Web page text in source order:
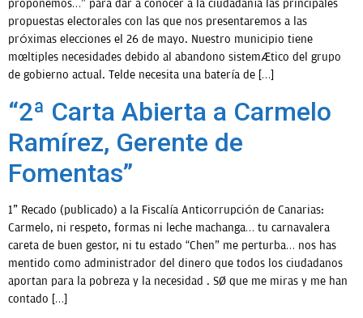
proponemos…” para dar a conocer a la ciudadanía las principales
propuestas electorales con las que nos presentaremos a las
próximas elecciones el 26 de mayo. Nuestro municipio tiene
múltiples necesidades debido al abandono sistemático del grupo
de gobierno actual. Telde necesita una batería de […]
“2ª Carta Abierta a Carmelo
Ramírez, Gerente de
Fomentas”
1º Recado (publicado) a la Fiscalía Anticorrupción de Canarias:
Carmelo, ni respeto, formas ni leche machanga… tu carnavalera
careta de buen gestor, ni tu estado “Chen” me perturba… nos has
mentido como administrador del dinero que todos los ciudadanos
aportan para la pobreza y la necesidad . Sé que me miras y me han
contado […]